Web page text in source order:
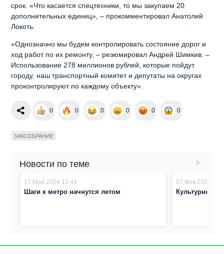
срок. «Что касается спецтехники, то мы закупаем 20
дополнительных единиц», – прокомментировал Анатолий
Локоть.
«Однозначно мы будем контролировать состояние дорог и
ход работ по их ремонту, – резюмировал Андрей Шимкив. –
Использование 278 миллионов рублей, которые пойдут
городу, наш транспортный комитет и депутаты на округах
проконтролируют по каждому объекту».
0 0 0 0 0 0
ЗАКСОБРАНИЕ
Новости по теме
17.Май.2024 13:44
Шаги к метро начнутся летом
07.Фев.2024
Культурный